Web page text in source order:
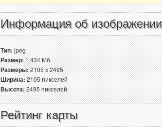
Информация об изображении
Тип:jpeg
Размер:1.434 Мб
Размеры:2105 x 2495
Ширина:2105 пикселей
Высота:2495 пикселей
Рейтинг карты